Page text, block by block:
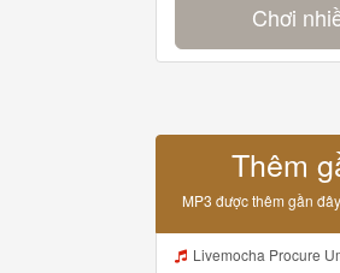
Chơi
Thêm
MP3 được thêm gần
Livemocha Procure Uma Música Para Traduzir Traduzir Lyrics Bokep Indo